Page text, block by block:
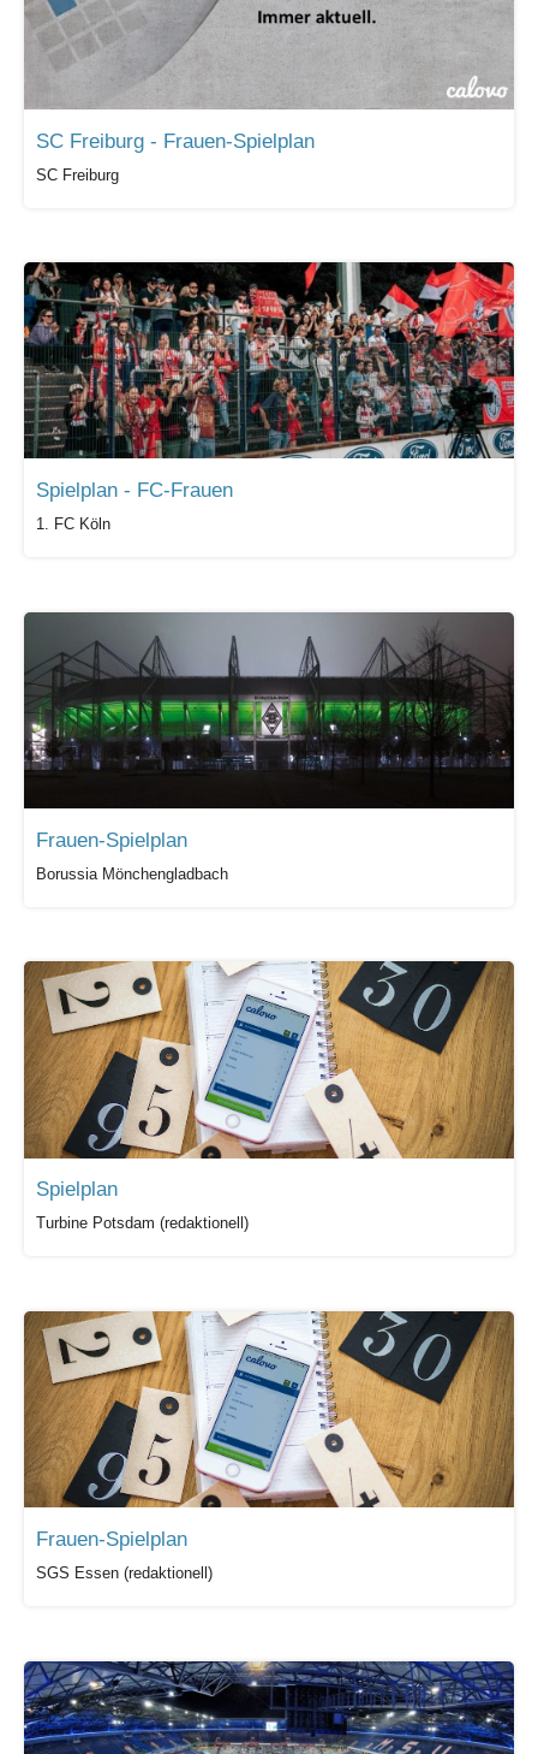
SC Freiburg - Frauen-Spielplan
SC Freiburg
Spielplan - FC-Frauen
1. FC Köln
Frauen-Spielplan
Borussia Mönchengladbach
Spielplan
Turbine Potsdam (redaktionell)
Frauen-Spielplan
SGS Essen (redaktionell)